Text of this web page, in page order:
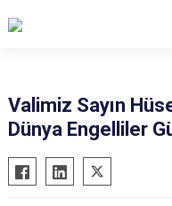
Valimiz Sayın
Dünya Engelliler